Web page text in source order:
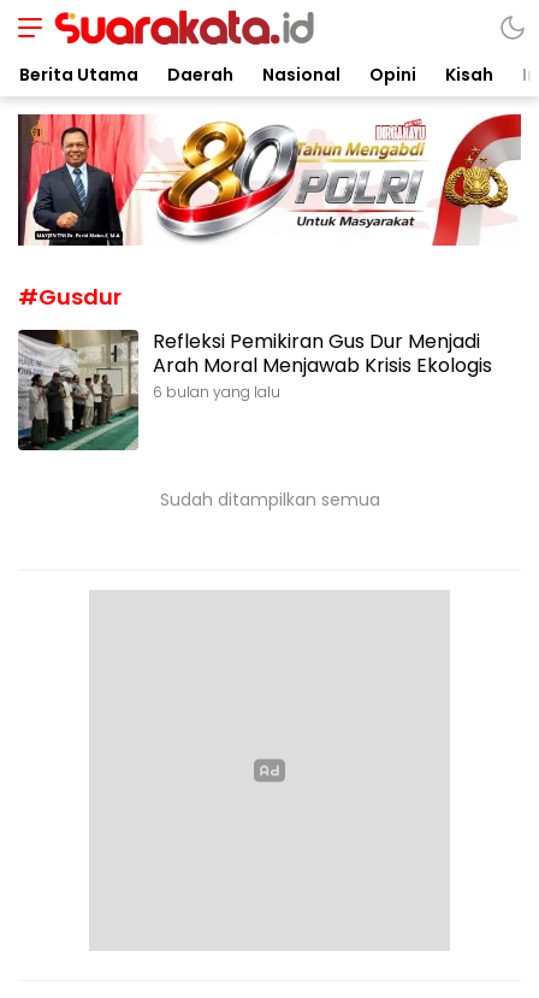
Suarakata.id
Kata Bicara Suara Bergerak
Berita Utama Daerah Nasional Opini Kisah
#Gusdur
Refleksi Pemikiran Gus Dur Menjadi
Arah Moral Menjawab Krisis Ekologis
6 bulan yang lalu
Sudah ditampilkan semua